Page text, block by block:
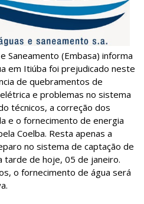
Saneamento (Embasa) informa
em Itiúba foi prejudicado neste
de quebramentos de
e problemas no sistema
técnicos, a correção dos
e o fornecimento de energia
Coelba. Resta apenas a
no sistema de captação de
tarde de hoje, 05 de janeiro.
o fornecimento de água será